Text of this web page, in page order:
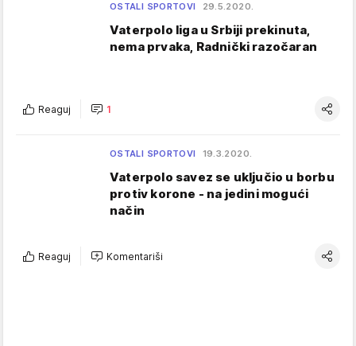
OSTALI SPORTOVI 29.5.2020.
Vaterpolo liga u Srbiji prekinuta,
nema prvaka, Radnički razočaran
Reaguj 1
OSTALI SPORTOVI 19.3.2020.
Vaterpolo savez se uključio u borbu
protiv korone - na jedini mogući
način
Reaguj Komentariši